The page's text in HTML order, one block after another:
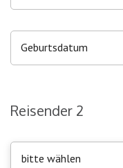
Reisender 2
bitte wählen